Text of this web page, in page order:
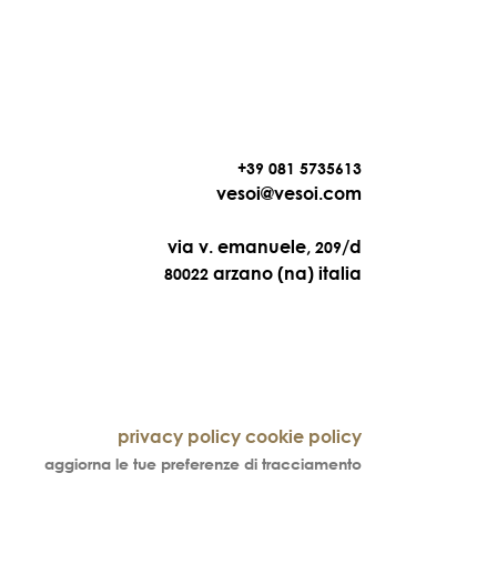
+39 081 5735613
vesoi@vesoi.com
via v. emanuele, 209/d
80022arzano (na) italia
privacy policy cookie policy
aggiorna le tue preferenze di tracciamento